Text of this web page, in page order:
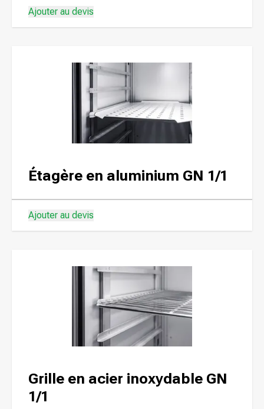
Ajouter au devis
Étagère en aluminium GN 1/1
Ajouter au devis
Grille en acier inoxydable GN
1/1